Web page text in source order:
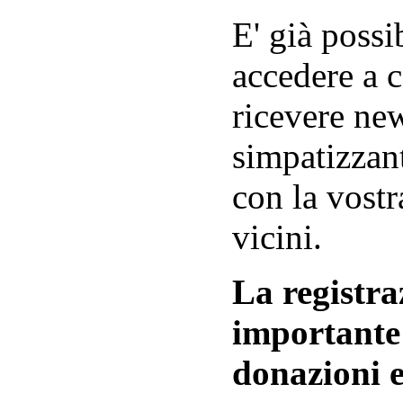
E' già
accedere a
ricevere
con la
vicini.
La
donazioni